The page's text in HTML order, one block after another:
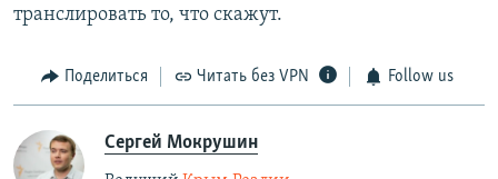
транслировать то, что скажут.
Поделиться Читать без VPN Follow us
Сергей Мокрушин